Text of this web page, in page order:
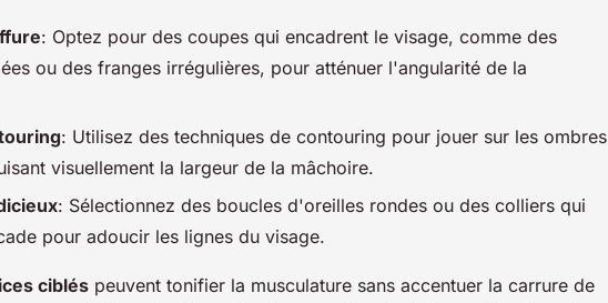
: Optez pour des coupes qui encadrent le visage, comme des
ou des franges irrégulières, pour atténuer l'angularité de la
: Utilisez des techniques de contouring pour jouer sur les ombres
visuellement la largeur de la mâchoire.
: Sélectionnez des boucles d'oreilles rondes ou des colliers qui
pour adoucir les lignes du visage.
ciblés peuvent tonifier la musculature sans accentuer la carrure de